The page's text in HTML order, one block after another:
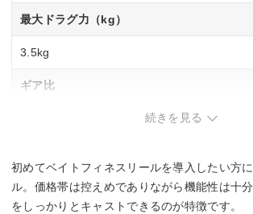
最大ドラグ力（kg）
3.5kg
ギア比
82cm
続きを見る
初めてベイトフィネスリールを導入したい方
ル。価格帯は控えめでありながら機能性は十
をしっかりとキャストできるのが特徴です。